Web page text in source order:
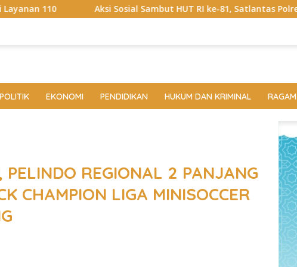
Sosial Sambut HUT RI ke-81, Satlantas Polres Way Kanan Bagikan
POLITIK EKONOMI PENDIDIKAN HUKUM DAN KRIMINAL RAGAM
REGIONAL 2 PANJANG
CHAMPION LIGA MINISOCCER